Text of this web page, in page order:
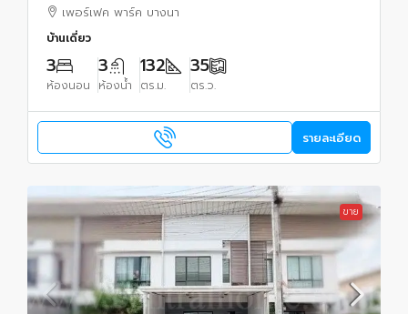
ต่อเติมเต็ม แถมเฟอร์ ฟรีโอน บางเสาธง
จ.สมุทรปราการ
เพอร์เฟค พาร์ค บางนา
บ้านเดี่ยว
3
ห้องนอน
3
ห้องน้ำ
132
ตร.ม.
35
ตร.ว.
รายละเอียด
ขาย